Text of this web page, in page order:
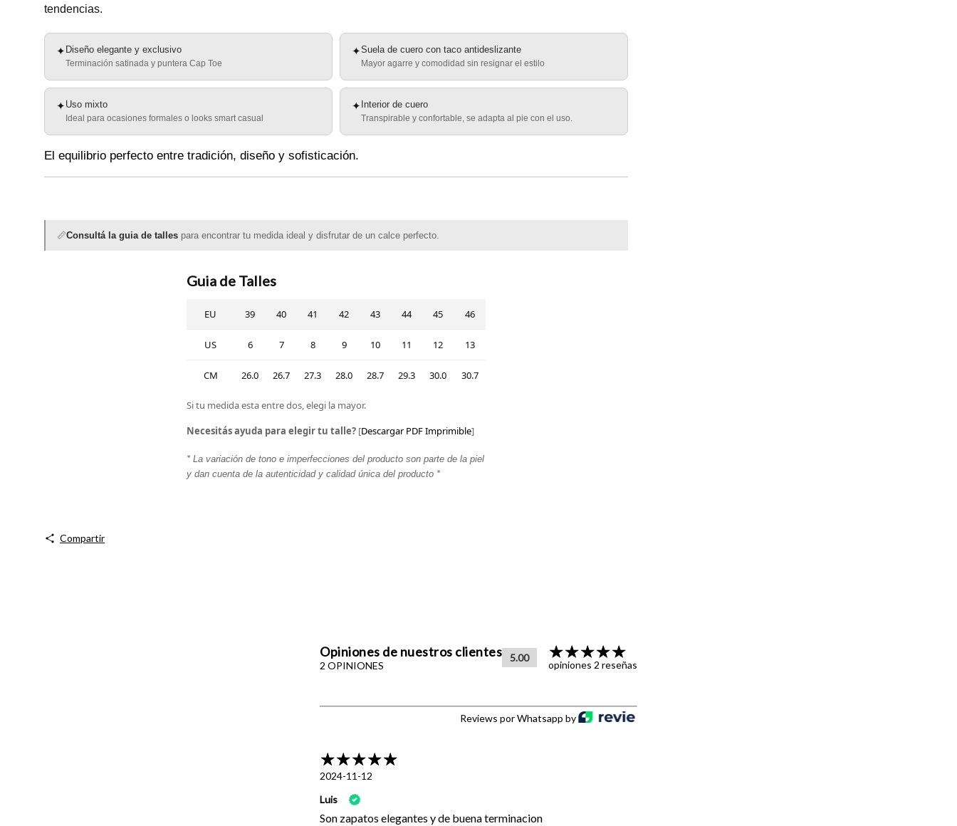
tendencias.
✦ Diseño elegante y exclusivo
Terminación satinada y puntera Cap Toe
✦Suela de cuero con taco antideslizante
Mayor agarre y comodidad sin resignar el estilo
✦ Uso mixto
Ideal para ocasiones formales o looks smart casual
✦ Interior de cuero
Transpirable y confortable, se adapta al pie con el uso.
El equilibrio perfecto entre tradición, diseño y sofisticación.
📏Consultá la guia de talles para encontrar tu medida ideal y disfrutar de un calce perfecto.
Guia de Talles
EU 39 40 41 42 43 44 45 46
US 6 7 8 9 10 11 12 13
CM 26.0 26.7 27.3 28.0 28.7 29.3 30.0 30.7
Si tu medida esta entre dos, elegi la mayor.
Necesitás ayuda para elegir tu talle? [Descargar PDF Imprimible]
* La variación de tono e imperfecciones del producto son parte de la piel
y dan cuenta de la autenticidad y calidad única del producto *
Compartir
Opiniones de nuestros clientes
2 OPINIONES
5.00
opiniones 2 reseñas
Reviews por Whatsapp by
2024-11-12
Luis
Son zapatos elegantes y de buena terminacion